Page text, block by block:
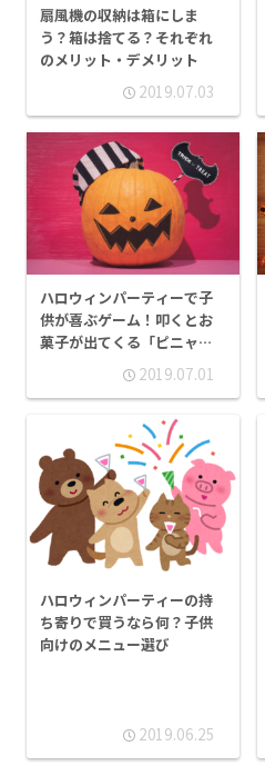
扇風機の収納は箱にしま
う？箱は捨てる？それぞれ
のメリット・デメリット
2019.07.03
ハロウィンパーティーで子
供が喜ぶゲーム！叩くとお
菓子が出てくる「ピニャー
タ」で盛り上がろう！
2019.07.01
ハロウィンパーティーの持
ち寄りで買うなら何？子供
向けのメニュー選び
2019.06.25